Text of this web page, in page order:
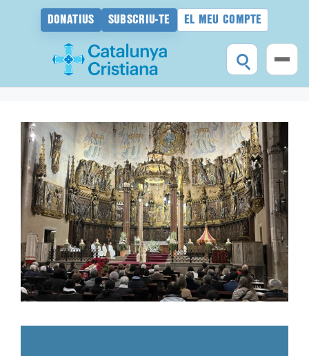
DONATIUS SUBSCRIU-TE EL MEU COMPTE
contingut